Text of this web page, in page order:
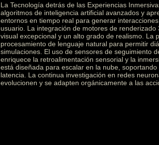
La Tecnología detrás de las Experiencias
algoritmos de inteligencia artificial avanzados y
entornos en tiempo real para generar
usuario. La integración de motores de
visual excepcional y un alto grado de realismo. La
procesamiento de lenguaje natural para permitir
simulaciones. El uso de sensores de seguimiento
enriquece la retroalimentación sensorial y la
está diseñada para escalar en la nube,
latencia. La continua investigación en redes
evolucionen y se adapten orgánicamente a las